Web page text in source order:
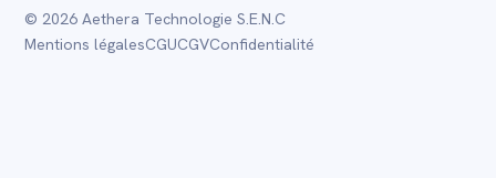
© 2026 Aethera Technologie S.E.N.C
Mentions légalesCGUCGVConfidentialité